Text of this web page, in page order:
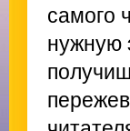
самого
нужную